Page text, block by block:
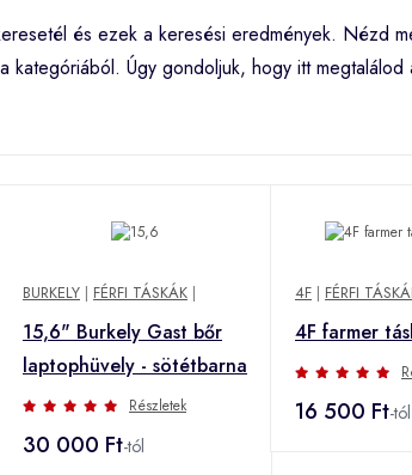
és ezek a keresési eredmények. Nézd
kategóriából. Úgy gondoljuk, hogy itt
BURKELY | FÉRFI TÁSKÁK |
15,6" Burkely Gast bőr
laptophüvely - sötétbarna
Részletek
30 000 Ft-tól
4F | FÉRFI
4F farmer
16 500 Ft-tól